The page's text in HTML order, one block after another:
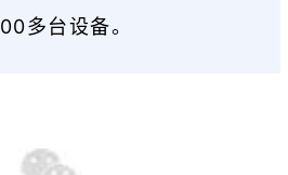
多台设备。